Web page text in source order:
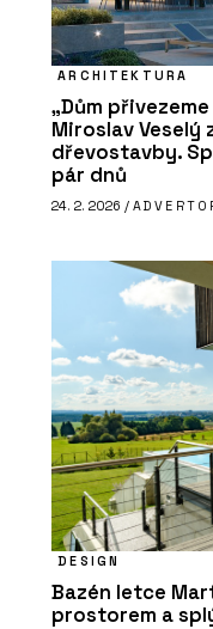
ARCHITEKTURA
„Dům
Miroslav Veselý
dřevostavby.
pár dnů
24. 2. 2026 /
DESIGN
Bazén letce
prostorem a